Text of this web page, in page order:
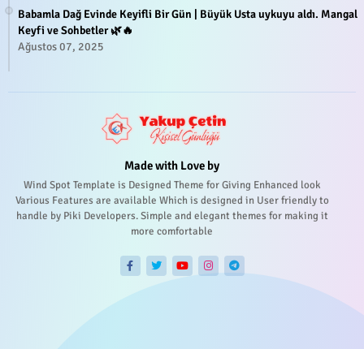
Babamla Dağ Evinde Keyifli Bir Gün | Büyük Usta uykuyu aldı. Mangal
Keyfi ve Sohbetler 🌿🔥
Ağustos 07, 2025
Made with Love by
Wind Spot Template is Designed Theme for Giving Enhanced look
Various Features are available Which is designed in User friendly to
handle by Piki Developers. Simple and elegant themes for making it
more comfortable